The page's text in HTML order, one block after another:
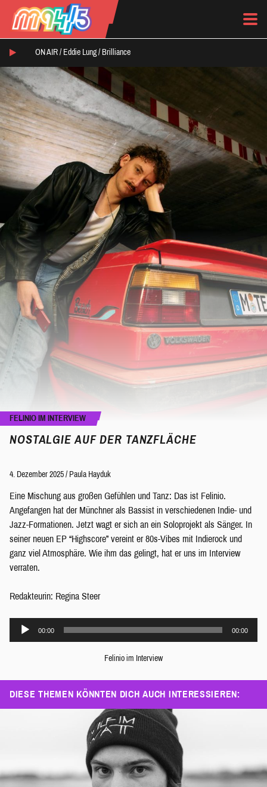
ON AIR / Eddie Lung / Brilliance
FELINIO IM INTERVIEW
NOSTALGIE AUF DER TANZFLÄCHE
4. Dezember 2025 / Paula Hayduk
Eine Mischung aus großen Gefühlen und Tanz: Das ist Felinio.
Angefangen hat der Münchner als Bassist in verschiedenen Indie- und
Jazz-Formationen. Jetzt wagt er sich an ein Soloprojekt als Sänger. In
seiner neuen EP “Highscore” vereint er 80s-Vibes mit Indierock und
ganz viel Atmosphäre. Wie ihm das gelingt, hat er uns im Interview
verraten.
Redakteurin: Regina Steer
Audio-
00:00 00:00
Felinio im Interview
DIESE THEMEN KÖNNTEN DICH AUCH INTERESSIEREN: